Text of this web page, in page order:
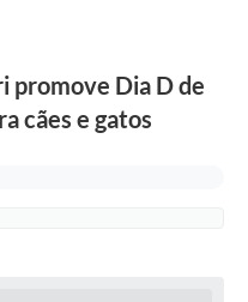
promove Dia D de
cães e gatos